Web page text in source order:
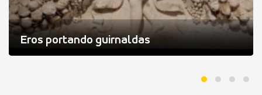
Eros portando guirnaldas